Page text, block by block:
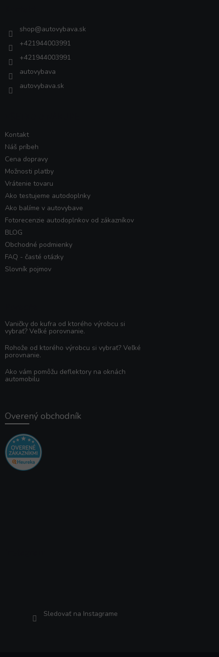
shop@autovybava.sk
+421944003991
+421944003991
autovybava
autovybava.sk
Kontakt
Náš príbeh
Cena dopravy
Možnosti platby
Vrátenie tovaru
Ako testujeme autodoplnky
Ako balíme v autovybave
Fotorecenzie autodoplnkov od zákazníkov
BLOG
Obchodné podmienky
FAQ - časté otázky
Slovník pojmov
Vaničky do kufra od ktorého výrobcu si
vybrať? Veľké porovnanie.
Rohože od ktorého výrobcu si vybrať? Veľké
porovnanie.
Ako vám pomôžu deflektory na oknách
automobilu
Overený obchodník
Sledovať na Instagrame